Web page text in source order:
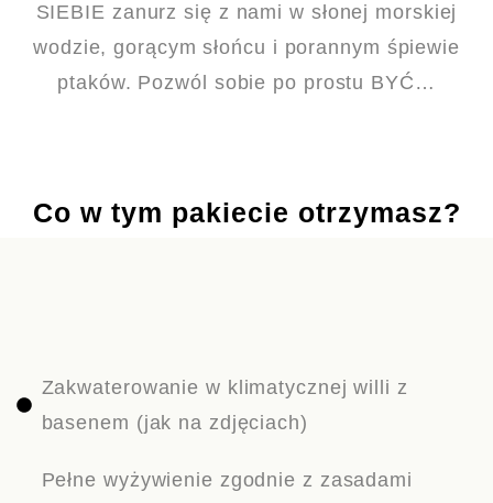
SIEBIE zanurz się z nami w słonej morskiej
wodzie, gorącym słońcu i porannym śpiewie
ptaków. Pozwól sobie po prostu BYĆ…
Co w tym pakiecie otrzymasz?
Zakwaterowanie w klimatycznej willi z
basenem (jak na zdjęciach)
Pełne wyżywienie zgodnie z zasadami